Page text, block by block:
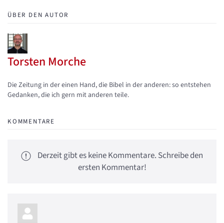
ÜBER DEN AUTOR
Torsten Morche
Updates abonnieren
Abo von Updates dieses Autors beenden
Die Zeitung in der einen Hand, die Bibel in der anderen: so entstehen
Gedanken, die ich gern mit anderen teile.
KOMMENTARE
Derzeit gibt es keine Kommentare. Schreibe den
ersten Kommentar!